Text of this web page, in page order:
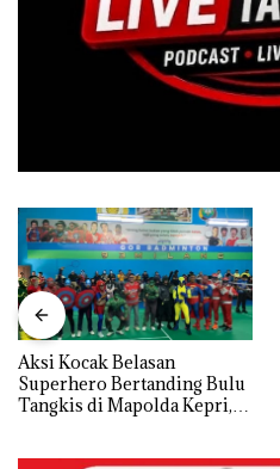
Aksi Kocak Belasan
Superhero Bertanding Bulu
Tangkis di Mapolda Kepri,